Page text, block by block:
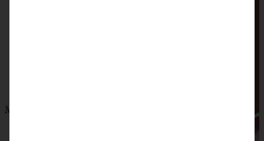
Mini-Apfel-Pekan-Gugel